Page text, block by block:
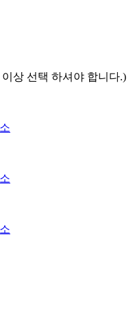
상 선택 하셔야 합니다.)